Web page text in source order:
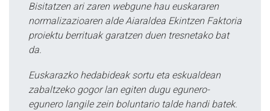
Bisitatzen ari zaren webgune hau euskararen
normalizazioaren alde Aiaraldea Ekintzen Faktoria
proiektu berrituak garatzen duen tresnetako bat
da.
Euskarazko hedabideak sortu eta eskualdean
zabaltzeko gogor lan egiten dugu egunero-
egunero langile zein boluntario talde handi batek.